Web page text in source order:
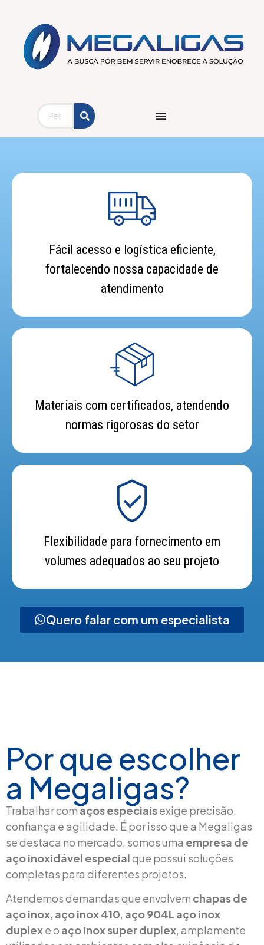
CONHEÇA A MEGALIGAS
Temos parceria com os
principais fabricantes de aços
performance, responsáveis por
apenas 7% das emissões de
carbono em relação à média
— um resultado que supera
Fácil acesso e logística eficiente,
fortalecendo nossa capacidade de
atendimento
Materiais com certificados, atendendo
normas rigorosas do setor
Flexibilidade para fornecimento em
volumes adequados ao seu projeto
Quero falar com um especialista
Por que escolher
a Megaligas?
Trabalhar comaços especiaisexige precisão,
confiança e agilidade. É por isso que a Megaligas
se destaca no mercado, somos uma empresa de
aço inoxidável especialque possui soluções
completas para diferentes projetos.
Atendemos demandas que envolvem chapas de
aço inox, aço inox 410, aço 904L aço inox
duplexe o aço inox super duplex, amplamente